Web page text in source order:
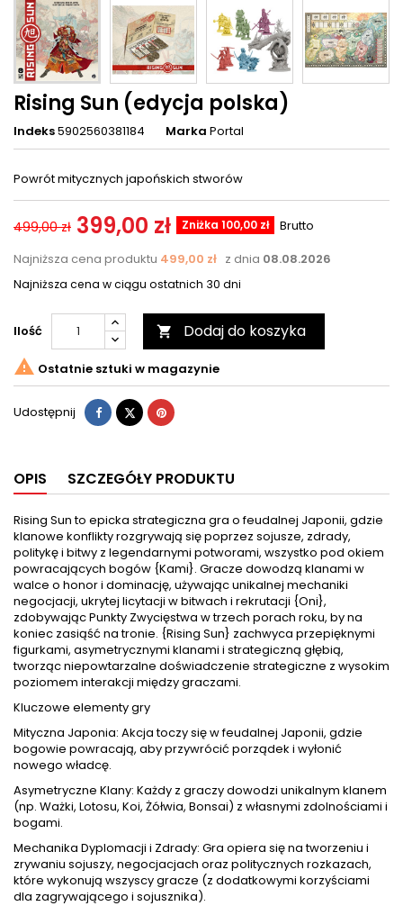
Rising Sun (edycja polska)
Indeks5902560381184 Marka Portal
Powrót mitycznych japońskich stworów
499,00 zł 399,00 zł Zniżka 100,00 zł
Brutto
Najniższa cena produktu 499,00 zł z dnia 08.08.2026
Najniższa cena w ciągu ostatnich 30 dni
Ilość  Dodaj do koszyka
 Ostatnie sztuki w magazynie
Udostępnij Udostępnij
TweetujPinterest
OPIS SZCZEGÓŁY PRODUKTU
Rising Sun to epicka strategiczna gra o feudalnej Japonii, gdzie
klanowe konflikty rozgrywają się poprzez sojusze, zdrady,
politykę i bitwy z legendarnymi potworami, wszystko pod okiem
powracających bogów {Kami}. Gracze dowodzą klanami w
walce o honor i dominację, używając unikalnej mechaniki
negocjacji, ukrytej licytacji w bitwach i rekrutacji {Oni},
zdobywając Punkty Zwycięstwa w trzech porach roku, by na
koniec zasiąść na tronie. {Rising Sun} zachwyca przepięknymi
figurkami, asymetrycznymi klanami i strategiczną głębią,
tworząc niepowtarzalne doświadczenie strategiczne z wysokim
poziomem interakcji między graczami.
Kluczowe elementy gry
Mityczna Japonia: Akcja toczy się w feudalnej Japonii, gdzie
bogowie powracają, aby przywrócić porządek i wyłonić
nowego władcę.
Asymetryczne Klany: Każdy z graczy dowodzi unikalnym klanem
(np. Ważki, Lotosu, Koi, Żółwia, Bonsai) z własnymi zdolnościami i
bogami.
Mechanika Dyplomacji i Zdrady: Gra opiera się na tworzeniu i
zrywaniu sojuszy, negocjacjach oraz politycznych rozkazach,
które wykonują wszyscy gracze (z dodatkowymi korzyściami
dla zagrywającego i sojusznika).